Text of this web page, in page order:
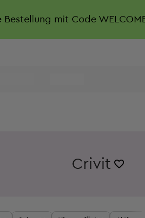
Bestellung mit Code
Crivit